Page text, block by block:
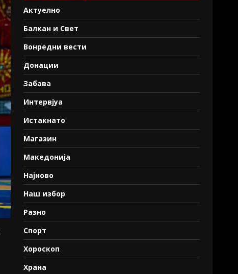
Актуелно
Балкан и Свет
Вонредни вести
Донации
Забава
Интервјуа
Истакнато
Магазин
Македонија
Најново
Наш избор
Разно
Спорт
Хороскоп
Храна